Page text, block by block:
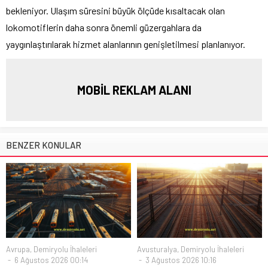
bekleniyor. Ulaşım süresini büyük ölçüde kısaltacak olan
lokomotiflerin daha sonra önemli güzergahlara da
yaygınlaştırılarak hizmet alanlarının genişletilmesi planlanıyor.
MOBİL REKLAM ALANI
BENZER KONULAR
Avrupa, Demiryolu İhaleleri
6 Ağustos 2026 00:14
Avusturalya, Demiryolu İhaleleri
3 Ağustos 2026 10:16